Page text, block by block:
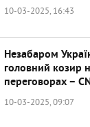
10-03-2025, 16:43
Незабаром
головний козир
переговорах –
10-03-2025, 09:07